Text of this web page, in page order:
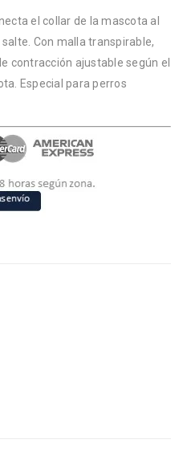
el collar de la mascota al
Con malla transpirable,
contracción ajustable según el
Especial para perros